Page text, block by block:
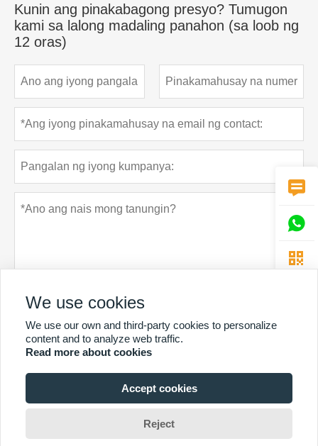
Kunin ang pinakabagong presyo? Tumugon
kami sa lalong madaling panahon (sa loob ng
12 oras)
Ipasa Patakaran sa privacy
MAS MARAMING SERBISYO
Copyright Ni © Guangzhou Chunke Environmental Technology Co.



We use cookies
We use our own and third-party cookies to personalize
content and to analyze web traffic.
Read more about cookies
Accept cookies
Reject